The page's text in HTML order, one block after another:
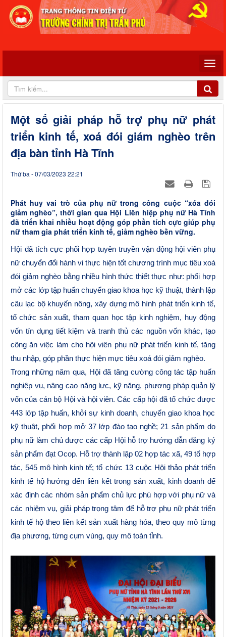
Một số giải pháp hỗ trợ phụ nữ phát
triển kinh tế, xoá đói giám nghèo trên
địa bàn tỉnh Hà Tĩnh
Thứ ba - 07/03/2023 22:21
Phát huy vai trò của phụ nữ trong công cuộc “xóa đói
giảm nghèo”, thời gian qua Hội Liên hiệp phụ nữ Hà Tĩnh
đã triển khai nhiều hoạt động góp phần tích cực giúp phụ
nữ tham gia phát triển kinh tế, giảm nghèo bền vững.
Hội đãtích cực phối hợp tuyên truyền vận động hội viên phụ
nữ chuyển đổi hành vi thực hiện tốt chương trình mục tiêu xoá
đói giảm nghèo bằng nhiều hình thức thiết thực như: phối hợp
mở các lớp tập huấn chuyển giao khoa học kỹ thuật, thành lập
câu lạc bộ khuyến nông, xây dựng mô hình phát triển kinh tế,
tổ chức sản xuất, tham quan học tập kinh nghiệm, huy động
vốn tín dụng tiết kiệm và tranh thủ các nguồn vốn khác, tạo
công ăn việc làm cho hội viên phụ nữ phát triển kinh tế, tăng
thu nhập, góp phần thực hiện mực tiêu xoá đói giảm nghèo.
Trong những năm qua, Hội đã tăng cường công tác tập huấn
nghiệp vụ, nâng cao năng lực, kỹ năng, phương pháp quản lý
vốn của cán bộ Hội và hội viên. Các cấp hội đã tổ chức được
443 lớp tập huấn, khởi sự kinh doanh, chuyển giao khoa học
kỹ thuật, phối hợp mở 37 lớp đào tạo nghề; 21 sản phẩm do
phụ nữ làm chủ được các cấp Hội hỗ trợ hướng dẫn đăng ký
sản phẩm đạt Ocop. Hỗ trợ thành lập 02 hợp tác xã, 49 tổ hợp
tác, 545 mô hình kinh tế; tổ chức 13 cuộc Hội thảo phát triển
kinh tế hộ hướng đến liên kết trong sản xuất, kinh doanh để
xác định các nhóm sản phẩm chủ lực phù hợp với phụ nữ và
các nhiệm vụ, giải pháp trọng tâm để hỗ trợ phụ nữ phát triển
kinh tế hộ theo liên kết sản xuất hàng hóa, theo quy mô từng
địa phương, từng cụm vùng, quy mô toàn tỉnh.